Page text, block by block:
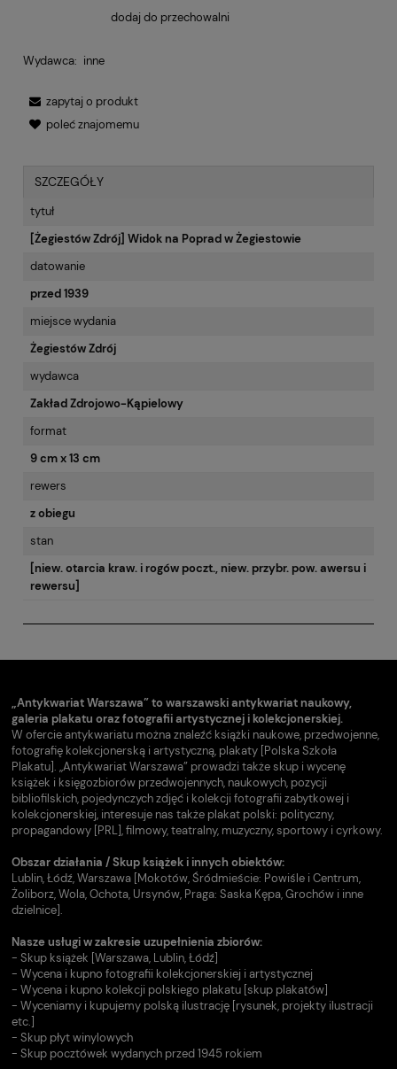
dodaj do przechowalni
Wydawca: inne
zapytaj o produkt
poleć znajomemu
SZCZEGÓŁY
tytuł
[Żegiestów Zdrój] Widok na Poprad w Żegiestowie
datowanie
przed 1939
miejsce wydania
Żegiestów Zdrój
wydawca
Zakład Zdrojowo-Kąpielowy
format
9 cm x 13 cm
rewers
z obiegu
stan
[niew. otarcia kraw. i rogów poczt., niew. przybr. pow. awersu i
rewersu]
„Antykwariat Warszawa” to warszawski antykwariat naukowy,
galeria plakatu oraz fotografii artystycznej i kolekcjonerskiej.
W ofercie antykwariatu można znaleźć książki naukowe, przedwojenne,
fotografię kolekcjonerską i artystyczną, plakaty [Polska Szkoła
Plakatu]. „Antykwariat Warszawa” prowadzi także skup i wycenę
książek i księgozbiorów przedwojennych, naukowych, pozycji
bibliofilskich, pojedynczych zdjęć i kolekcji fotografii zabytkowej i
kolekcjonerskiej, interesuje nas także plakat polski: polityczny,
propagandowy [PRL], filmowy, teatralny, muzyczny, sportowy i cyrkowy.
Obszar działania / Skup książek i innych obiektów:
Lublin, Łódź, Warszawa [Mokotów, Śródmieście: Powiśle i Centrum,
Żoliborz, Wola, Ochota, Ursynów, Praga: Saska Kępa, Grochów i inne
dzielnice].
Nasze usługi w zakresie uzupełnienia zbiorów:
- Skup książek [Warszawa, Lublin, Łódź]
- Wycena i kupno fotografii kolekcjonerskiej i artystycznej
- Wycena i kupno kolekcji polskiego plakatu [skup plakatów]
- Wyceniamy i kupujemy polską ilustrację [rysunek, projekty ilustracji
etc.]
- Skup płyt winylowych
- Skup pocztówek wydanych przed 1945 rokiem